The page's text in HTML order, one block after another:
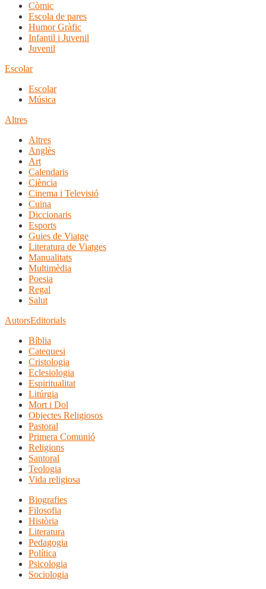
Còmic
Escola de pares
Humor Gràfic
Infantil i Juvenil
Juvenil
Escolar
Escolar
Música
Altres
Altres
Anglès
Art
Calendaris
Ciència
Cinema i Televisió
Cuina
Diccionaris
Esports
Guies de Viatge
Literatura de Viatges
Manualitats
Multimèdia
Poesia
Regal
Salut
AutorsEditorials
Bíblia
Catequesi
Cristologia
Eclesiologia
Espiritualitat
Litúrgia
Mort i Dol
Objectes Religiosos
Pastoral
Primera Comunió
Religions
Santoral
Teologia
Vida religiosa
Biografies
Filosofia
Història
Literatura
Pedagogia
Política
Psicologia
Sociologia